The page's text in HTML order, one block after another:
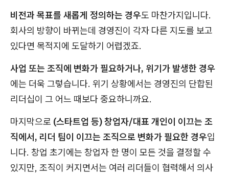
비전과 목표를 새롭게 정의하는 경우도 마찬가지입니다.
회사의 방향이 바뀌는데 경영진이 각자 다른 지도를 보고
있다면 목적지에 도달하기 어렵겠죠.
사업 또는 조직에 변화가 필요하거나, 위기가 발생한 경우
에는 더욱 그렇습니다. 위기 상황에서는 경영진의 단합된
리더십이 그 어느 때보다 중요하니까요.
마지막으로 (스타트업 등) 창업자/대표 개인이 이끄는 조
직에서, 리더 팀이 이끄는 조직으로 변화가 필요한 경우입
니다. 창업 초기에는 창업자 한 명이 모든 것을 결정할 수
있지만, 조직이 커지면서는 여러 리더들이 협력해서 의사